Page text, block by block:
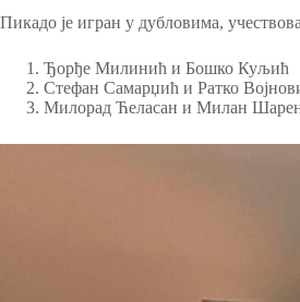
Пикадо је игран у дубловима,
Ђорђе Милинић и Бошко Куљић
Стефан Самарџић и Ратко
Милорад Ћеласан и Милан